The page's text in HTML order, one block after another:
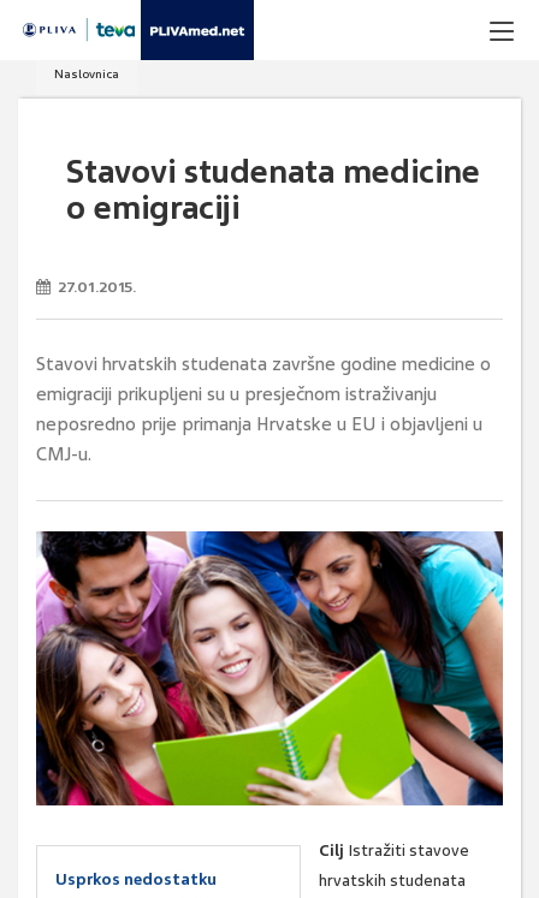
Naslovnica
Stavovi studenata medicine
o emigraciji
27.01.2015.
Stavovi hrvatskih studenata završne godine medicine o
emigraciji prikupljeni su u presječnom istraživanju
neposredno prije primanja Hrvatske u EU i objavljeni u
CMJ-u.
Usprkos nedostatku
Cilj Istražiti stavove
hrvatskih studenata